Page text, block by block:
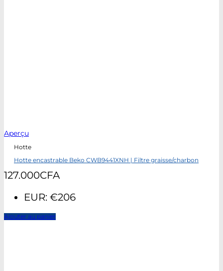
Aperçu
Hotte
Hotte encastrable Beko CWB9441XNH | Filtre graisse/charbon
127.000CFA
EUR: €206
Ajouter au panier